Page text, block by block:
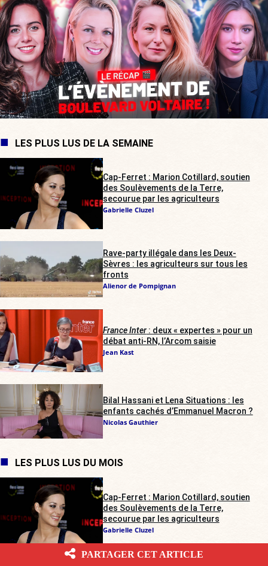
LES PLUS LUS DE LA SEMAINE
Cap-Ferret : Marion Cotillard, soutien
des Soulèvements de la Terre,
secourue par les agriculteurs
Gabrielle Cluzel
Rave-party illégale dans les Deux-
Sèvres : les agriculteurs sur tous les
fronts
Alienor de Pompignan
France Inter: deux « expertes » pour un
débat anti-RN, l’Arcom saisie
Jean Kast
Bilal Hassani et Lena Situations : les
enfants cachés d’Emmanuel Macron ?
Nicolas Gauthier
LES PLUS LUS DU MOIS
Cap-Ferret : Marion Cotillard, soutien
des Soulèvements de la Terre,
secourue par les agriculteurs
Gabrielle Cluzel
PARTAGER CET ARTICLE